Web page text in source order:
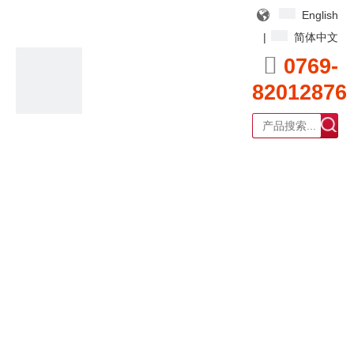
English
|
简体中文
 0769-
82012876